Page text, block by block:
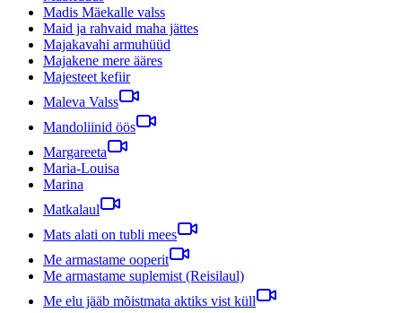
Madis Mäekalle valss
Maid ja rahvaid maha jättes
Majakavahi armuhüüd
Majakene mere ääres
Majesteet kefiir
Maleva Valss
Mandoliinid öös
Margareeta
Maria-Louisa
Marina
Matkalaul
Mats alati on tubli mees
Me armastame ooperit
Me armastame suplemist (Reisilaul)
Me elu jääb mõistmata aktiks vist küll